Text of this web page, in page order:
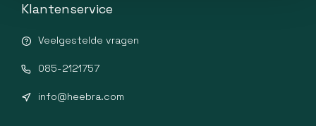
Klantenservice
Veelgestelde vragen
085-2121757
info@heebra.com